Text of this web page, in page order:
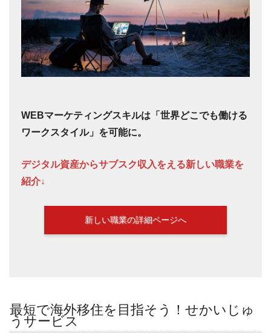
WEBマーケティングスキルは「世界どこでも働ける
ワークスタイル」を可能に。
デジタル資産からサブスク収入をえる新しい職業を
紹介↓
新しい職業の詳細ページへ
最短で海外移住を目指そう！せかいじゅ
うサービス